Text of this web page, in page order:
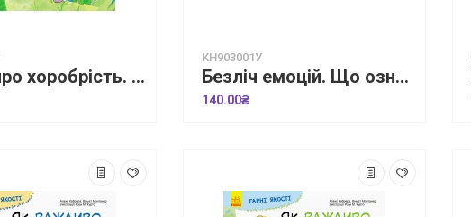
Історії про хоробрість. Міну, яка більше не боїться залишатися на самоті
КН903001У
Безліч емоцій. Що означає кожна? Частина 1
140.00₴